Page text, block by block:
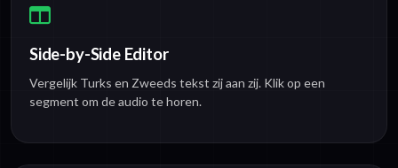
Side-by-Side Editor
Vergelijk Turks en Zweeds tekst zij aan zij. Klik op een
segment om de audio te horen.